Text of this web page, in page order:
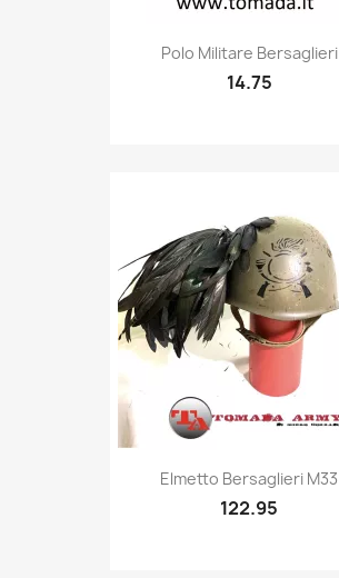
Quick view
Polo Militare Bersaglieri
14.75
Quick view
Elmetto Bersaglieri M33
122.95